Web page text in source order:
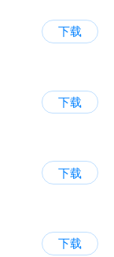
下载
下载
下载
下载